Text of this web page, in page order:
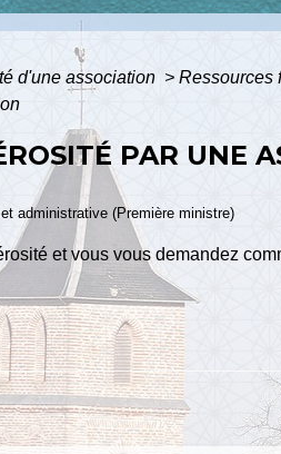
d'une association > Ressources
PAR UNE
administrative (Première ministre)
et vous vous demandez